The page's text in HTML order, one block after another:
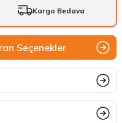
Kargo Bedava
Seçenekler